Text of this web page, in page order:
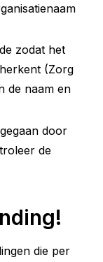
zodat het
(Zorg
de naam en
door
de
die per